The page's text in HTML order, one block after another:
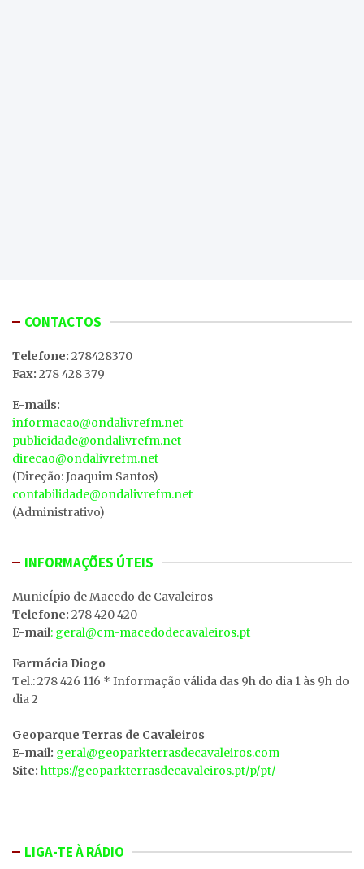
CONTACTOS
Telefone: 278428370
Fax: 278 428 379
E-mails:
informacao@ondalivrefm.net
publicidade@ondalivrefm.net
direcao@ondalivrefm.net
(Direção: Joaquim Santos)
contabilidade@ondalivrefm.net
(Administrativo)
INFORMAÇÕES ÚTEIS
MunicÍpio de Macedo de Cavaleiros
Telefone: 278 420 420
E-mail: geral@cm-macedodecavaleiros.pt
Farmácia Diogo
Tel.: 278 426 116 * Informação válida das 9h do dia 1 às 9h do
dia 2
Geoparque Terras de Cavaleiros
E-mail: geral@geoparkterrasdecavaleiros.com
Site: https://geoparkterrasdecavaleiros.pt/p/pt/
LIGA-TE À RÁDIO